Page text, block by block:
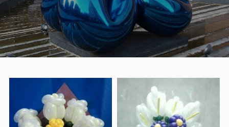
可愛公仔
威武部隊
氣球小禮物
結婚公仔
中式篇
西式篇
氣球佈置
節日篇